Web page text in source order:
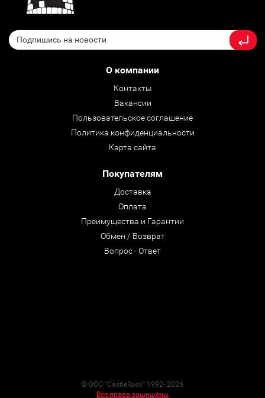
О компании
Контакты
Вакансии
Пользовательское соглашение
Политика конфиденциальности
Карта сайта
Покупателям
Доставка
Оплата
Преимущества и Гарантии
Обмен / Возврат
Вопрос - Ответ
© ООО "CastleRock" 1992- 2026
Все права защищены